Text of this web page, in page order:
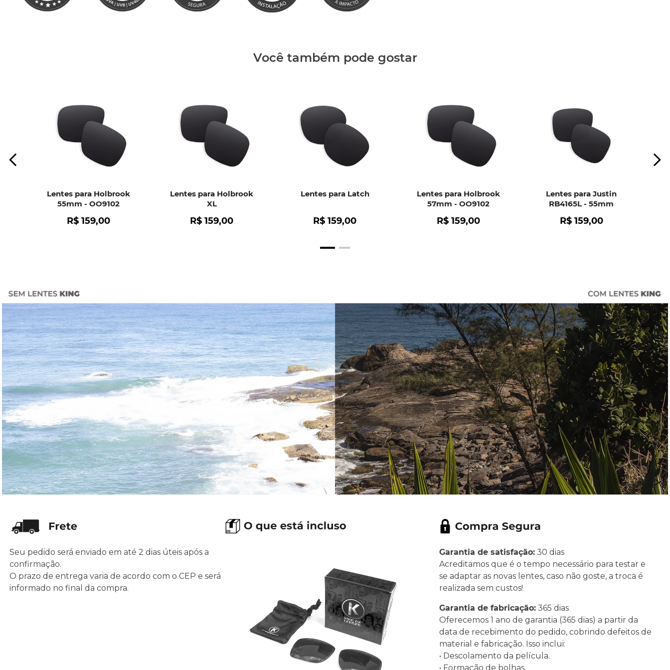
Você também pode gostar
Lentes para Holbrook
55mm - OO9102
R$ 159,00
Lentes para Holbrook
XL
R$ 159,00
Lentes para Latch
R$ 159,00
Lentes para Holbrook
57mm - OO9102
R$ 159,00
Lentes para Justin
RB4165L - 55mm
R$ 159,00
Seu pedido será enviado em até 2 dias úteis após a
confirmação.
O prazo de entrega varia de acordo com o CEP e será
informado no final da compra.
Garantia de satisfação:30 dias
Acreditamos que é o tempo necessário para testar e
se adaptar as novas lentes, caso não goste, a troca é
realizada sem custos!
Garantia de fabricação:365 dias
Oferecemos 1 ano de garantia (365 dias) a partir da
data de recebimento do pedido, cobrindo defeitos de
material e fabricação. Isso inclui:
• Descolamento da película.
• Formação de bolhas.